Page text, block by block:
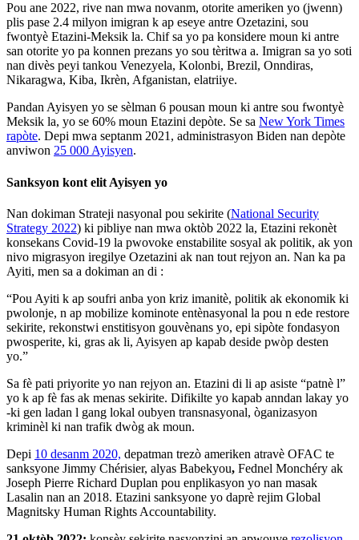
Pou ane 2022, rive nan mwa novanm, otorite ameriken yo (jwenn)
plis pase 2.4 milyon imigran k ap eseye antre Ozetazini, sou
fwontyè Etazini-Meksik la. Chif sa yo pa konsidere moun ki antre
san otorite yo pa konnen prezans yo sou tèritwa a. Imigran sa yo soti
nan divès peyi tankou Venezyela, Kolonbi, Brezil, Onndiras,
Nikaragwa, Kiba, Ikrèn, Afganistan, elatriiye.
Pandan Ayisyen yo se sèlman 6 pousan moun ki antre sou fwontyè
Meksik la, yo se 60% moun Etazini depòte. Se sa New York Times
rapòte. Depi mwa septanm 2021, administrasyon Biden nan depòte
anviwon 25 000 Ayisyen.
Sanksyon kont elit Ayisyen yo
Nan dokiman Strateji nasyonal pou sekirite (National Security
Strategy 2022) ki pibliye nan mwa oktòb 2022 la, Etazini rekonèt
konsekans Covid-19 la pwovoke enstabilite sosyal ak politik, ak yon
nivo migrasyon iregilye Ozetazini ak nan tout rejyon an. Nan ka pa
Ayiti, men sa a dokiman an di :
“Pou Ayiti k ap soufri anba yon kriz imanitè, politik ak ekonomik ki
pwolonje, n ap mobilize kominote entènasyonal la pou n ede restore
sekirite, rekonstwi enstitisyon gouvènans yo, epi sipòte fondasyon
pwosperite, ki, gras ak li, Ayisyen ap kapab deside pwòp desten
yo.”
Sa fè pati priyorite yo nan rejyon an. Etazini di li ap asiste “patnè l”
yo k ap fè fas ak menas sekirite. Difikilte yo kapab anndan lakay yo
-ki gen ladan l gang lokal oubyen transnasyonal, òganizasyon
kriminèl ki nan trafik dwòg ak moun.
Depi 10 desanm 2020, depatman trezò ameriken atravè OFAC te
sanksyone Jimmy Chérisier, alyas Babekyou, Fednel Monchéry ak
Joseph Pierre Richard Duplan pou enplikasyon yo nan masak
Lasalin nan an 2018. Etazini sanksyone yo daprè rejim Global
Magnitsky Human Rights Accountability.